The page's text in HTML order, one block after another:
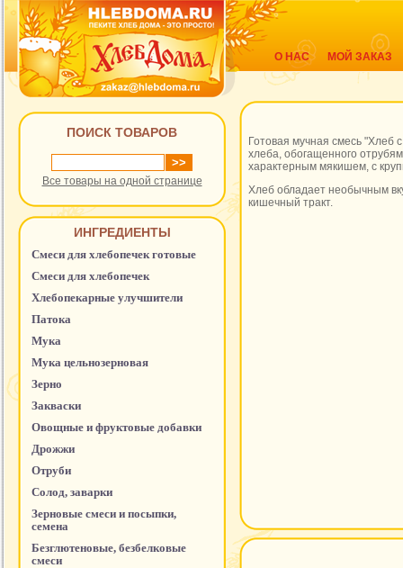
О НАС МОЙ ЗАКАЗ
ПОИСК ТОВАРОВ
Все товары на одной странице
ИНГРЕДИЕНТЫ
Смеси для хлебопечек готовые
Смеси для хлебопечек
Хлебопекарные улучшители
Патока
Мука
Мука цельнозерновая
Зерно
Закваски
Овощные и фруктовые добавки
Дрожжи
Отруби
Солод, заварки
Зерновые смеси и посыпки,
семена
Безглютеновые, безбелковые
смеси
Готовая мучная смесь "Хлеб
хлеба, обогащенного
характерным мякишем, с
Хлеб обладает необычным
кишечный тракт.